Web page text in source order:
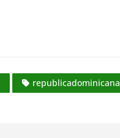
republicadominicana